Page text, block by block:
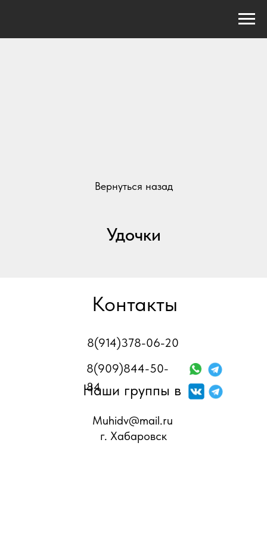
Вернуться назад
Удочки
Контакты
8(909)844-50-
84
8(914)378-06-20
Muhidv@mail.ru
г. Хабаровск
Наши группы в